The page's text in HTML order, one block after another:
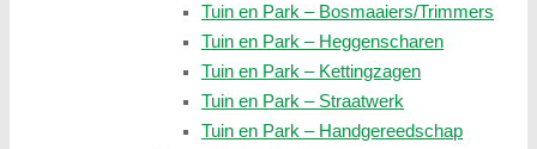
Tuin en Park – Bosmaaiers/Trimmers
Tuin en Park – Heggenscharen
Tuin en Park – Kettingzagen
Tuin en Park – Straatwerk
Tuin en Park – Handgereedschap